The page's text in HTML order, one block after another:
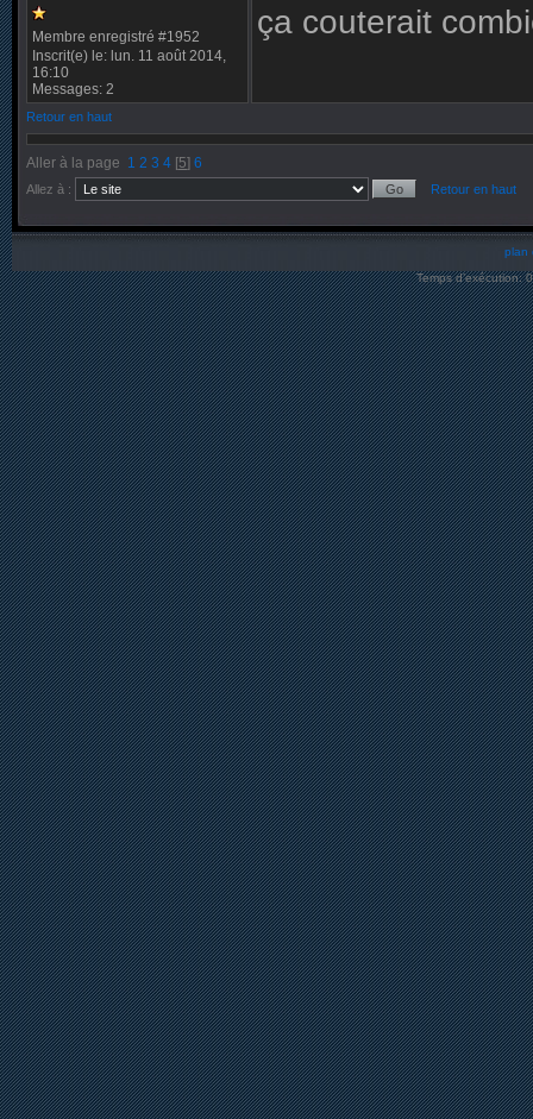
Membre enregistré #1952
Inscrit(e) le: lun. 11 août 2014,
16:10
Messages: 2
ça couterait
Retour en haut
Aller à la page 1 2 3 4 [5] 6
Allez à : Retour en haut
plan
Temps d’exécution: